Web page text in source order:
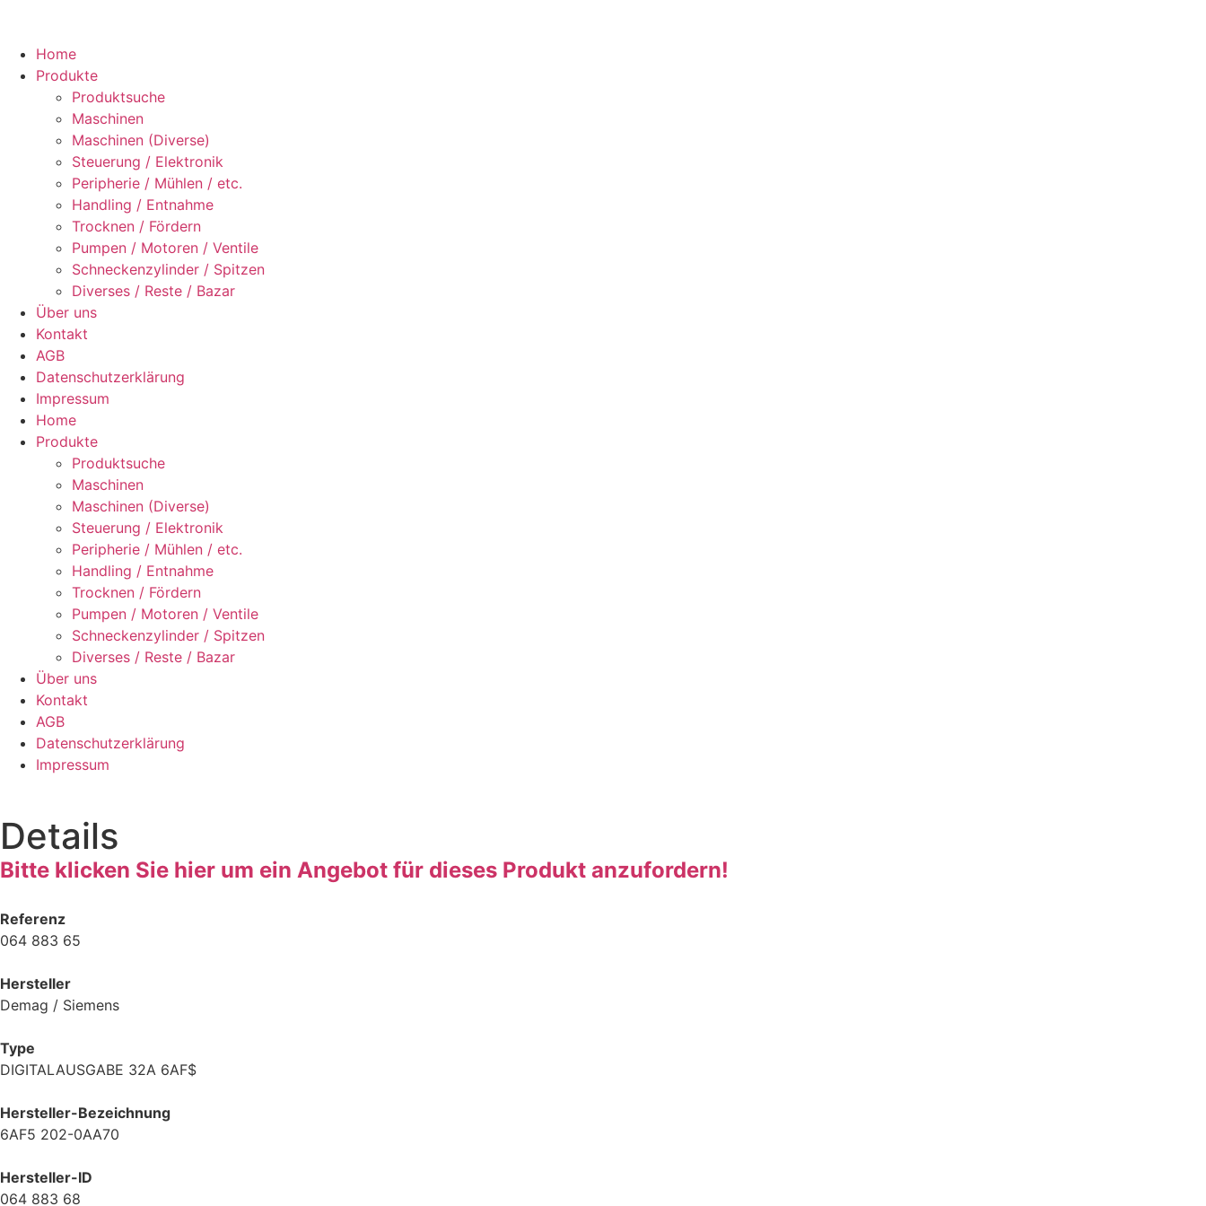
Home
Produkte
Produktsuche
Maschinen
Maschinen (Diverse)
Steuerung / Elektronik
Peripherie / Mühlen / etc.
Handling / Entnahme
Trocknen / Fördern
Pumpen / Motoren / Ventile
Schneckenzylinder / Spitzen
Diverses / Reste / Bazar
Über uns
Kontakt
AGB
Datenschutzerklärung
Impressum
Home
Produkte
Produktsuche
Maschinen
Maschinen (Diverse)
Steuerung / Elektronik
Peripherie / Mühlen / etc.
Handling / Entnahme
Trocknen / Fördern
Pumpen / Motoren / Ventile
Schneckenzylinder / Spitzen
Diverses / Reste / Bazar
Über uns
Kontakt
AGB
Datenschutzerklärung
Impressum
Details
Bitte klicken Sie hier um ein Angebot für dieses Produkt anzufordern!
Referenz
064 883 65
Hersteller
Demag / Siemens
Type
DIGITALAUSGABE 32A 6AF$
Hersteller-Bezeichnung
6AF5 202-0AA70
Hersteller-ID
064 883 68